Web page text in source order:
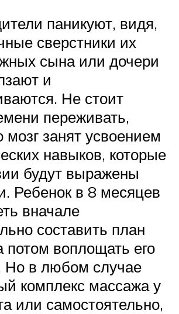
паникуют, видя,
сверстники их
сына или дочери
и
Не стоит
переживать,
мозг занят усвоением
навыков, которые
будут выражены
Ребенок в 8 месяцев
вначале
составить план
потом воплощать его
Но в любом случае
комплекс массажа у
или самостоятельно,